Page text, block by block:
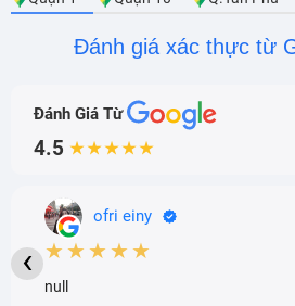
Đánh giá xác thực từ
Đánh Giá Từ
4.5 ★★★★★
ofri einy
★★★★★
null
‹